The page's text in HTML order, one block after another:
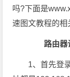
吗?下面是
速图文教程的相
路由器设
1、首先登